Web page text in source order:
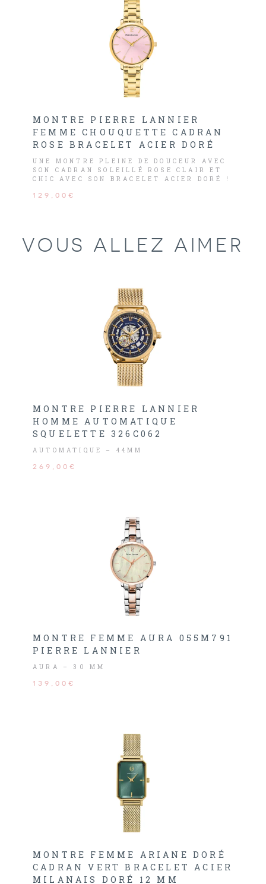
MONTRE PIERRE LANNIER
FEMME CHOUQUETTE CADRAN
ROSE BRACELET ACIER DORÉ
UNE MONTRE PLEINE DE DOUCEUR AVEC
SON CADRAN SOLEILLÉ ROSE CLAIR ET
CHIC AVEC SON BRACELET ACIER DORÉ !
SOUHAITENT APPORTER UNE TOUCHE DE
129,00€
VOUS ALLEZ AIMER
MONTRE PIERRE LANNIER
HOMME AUTOMATIQUE
SQUELETTE 326C062
AUTOMATIQUE – 44MM
269,00€
MONTRE FEMME AURA 055M791
PIERRE LANNIER
AURA – 30 MM
139,00€
MONTRE FEMME ARIANE DORÉ
CADRAN VERT BRACELET ACIER
MILANAIS DORÉ 12 MM